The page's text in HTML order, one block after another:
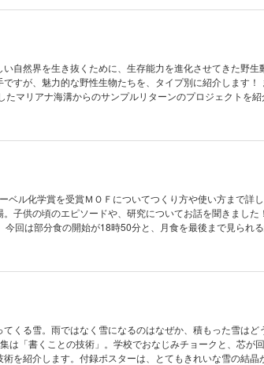
う KoKaひろば まんが ロジカル・ミステリー・ツアー
付録]ペーパークラフトでつくろう！ ハシビロコウ
算数パズル ［特集］バクテリアでお絵描き 微生物アー
賞者を発表！ おうちや教室ですぐできる！ トッポとチィ
くんがゆく ビーカーくん、生きものの進化に迫る!? の巻
と会いたくなる 動物園の動物 ハリモグラ 読者の写真コ
宙はドラマチック！ 爆発後のガスが残したメッセージ 錯
くれない！生き残る技術 倒れている家族や友達がいたら
ものづくりラボ 第10回 JavaScriptで自動猫じゃらし
タチをつくろう！ シルエットパズル
自然界を生き抜くために、生存能力を進化させてきた野生
すが、魅力的な野性生物たちを、タイプ別に紹介します！
マリアナ海溝からのサンプルリターンのプロジェクトを紹
険生物のパワー ［特集］3つの世界記録を達成！ 地球で一
方ガイド 電気で学ぼうSDGs 地域を活性化させる未来型の野
ですぐできる！ トッポとチィのひまつぶし実験室 なぜ？ な
、巨大細胞に出会う!? の巻 錯覚道 縦断勾配錯視（理論編
物 チーター 南極通信 基地の電気を守る ひとときの北極
チック！ ガスと星が降る銀河？ 宇宙に広げた大きな傘
こんなの撮れた！ 読者の写真コンテスト こんなの撮れ
毒素を増やさないためには？ KoKaひろば まんが ロジカ
のさまざまな気候 ［とじ込み付録］ペーパークラフト
手帳2026
ベル化学賞を受賞ＭＯＦについてつくり方や使い方まで詳
子供の頃のエピソードや、研究についてお話を聞きました
回は部分食の開始が18時50分と、月食を最後まで見られ
ができるの？ MOFのひみつ ［特集］ひなまつりの夜の天体
ぐできる！ トッポとチィのひまつぶし実験室 なぜ？ なぜ
火器に安心する!? の巻 小中学生トコトンチャレンジ2025
たくさん知って、もっと会いたくなる 動物園の動物 オオ
！ ポケデン オートぼんぼり 宇宙はドラマチック！ 遠く
（実践編） 学校でも塾でも教えてくれない！生き残る技
めきが形になる！ AkaDakoものづくりラボ 第8回 生成AI
くる雪。雨ではなく雪になるのはなぜか、積もった雪はど
は「書くことの技術」。学校でおなじみチョークと、芯が
を紹介します。付録ポスターは、とてもきれいな雪の結晶